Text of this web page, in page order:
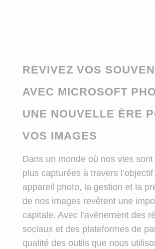
REVIVEZ VOS
AVEC MICROSOFT
UNE NOUVELLE ÈRE
VOS IMAGES
Dans un monde où nos vies
plus capturées à travers l’objectif
appareil photo, la gestion et la
de nos images revêtent une
capitale. Avec l’avènement des
sociaux et des plateformes de
qualité des outils que nous